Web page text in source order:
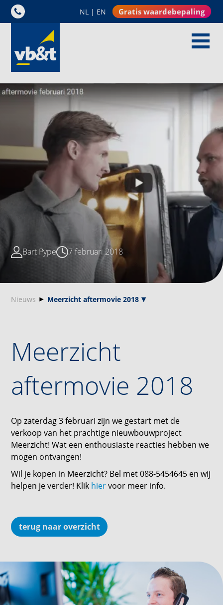
NL | EN Gratis waardebepaling
Bart Pype 7 februari 2018
Nieuws Meerzicht aftermovie 2018
Meerzicht
aftermovie 2018
Op zaterdag 3 februari zijn we gestart met de
verkoop van het prachtige nieuwbouwproject
Meerzicht! Wat een enthousiaste reacties hebben we
mogen ontvangen!
Wil je kopen in Meerzicht? Bel met 088-5454645 en wij
helpen je verder! Klik hiervoor meer info.
terug naar overzicht